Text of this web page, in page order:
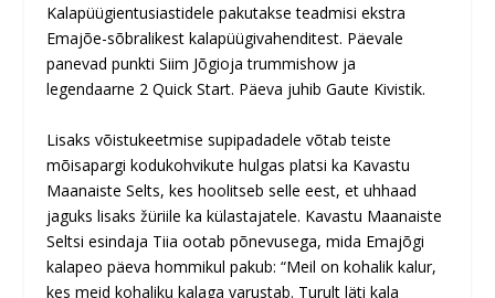
Kalapüügientusiastidele pakutakse teadmisi ekstra
Emajõe-sõbralikest kalapüügivahenditest. Päevale
panevad punkti Siim Jõgioja trummishow ja
legendaarne 2 Quick Start. Päeva juhib Gaute Kivistik.
Lisaks võistukeetmise supipadadele võtab teiste
mõisapargi kodukohvikute hulgas platsi ka Kavastu
Maanaiste Selts, kes hoolitseb selle eest, et uhhaad
jaguks lisaks žüriile ka külastajatele. Kavastu Maanaiste
Seltsi esindaja Tiia ootab põnevusega, mida Emajõgi
kalapeo päeva hommikul pakub: “Meil on kohalik kalur,
kes meid kohaliku kalaga varustab. Turult läti kala